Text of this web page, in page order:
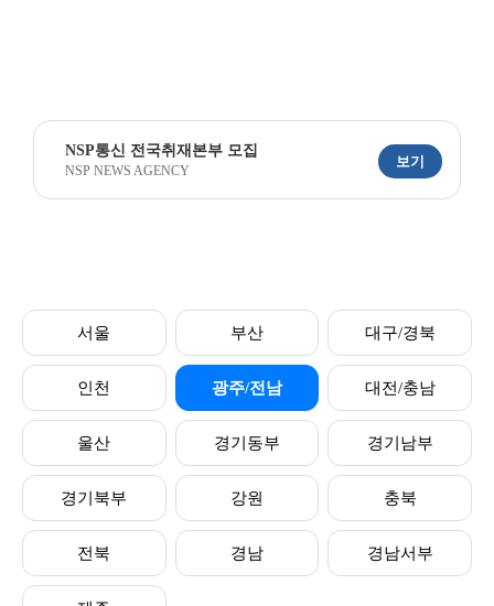
NSP통신 전국취재본부 모집
NSP NEWS AGENCY
보기
서울 부산 대구/경북
인천 광주/전남 대전/충남
울산 경기동부 경기남부
경기북부 강원 충북
전북 경남 경남서부